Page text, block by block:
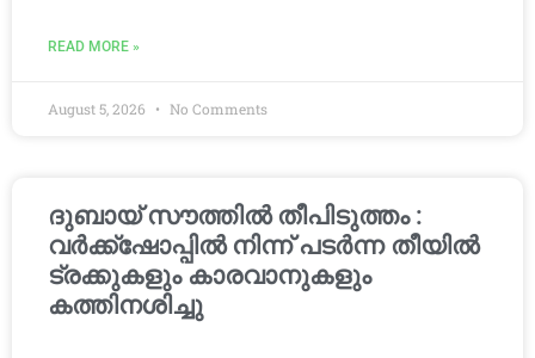
READ MORE »
August 5, 2026 No Comments
ദുബായ് സൗത്തിൽ തീപിടുത്തം :
വർക്ക്‌ഷോപ്പിൽ നിന്ന് പടർന്ന തീയിൽ
ട്രക്കുകളും കാരവാനുകളും
കത്തിനശിച്ചു